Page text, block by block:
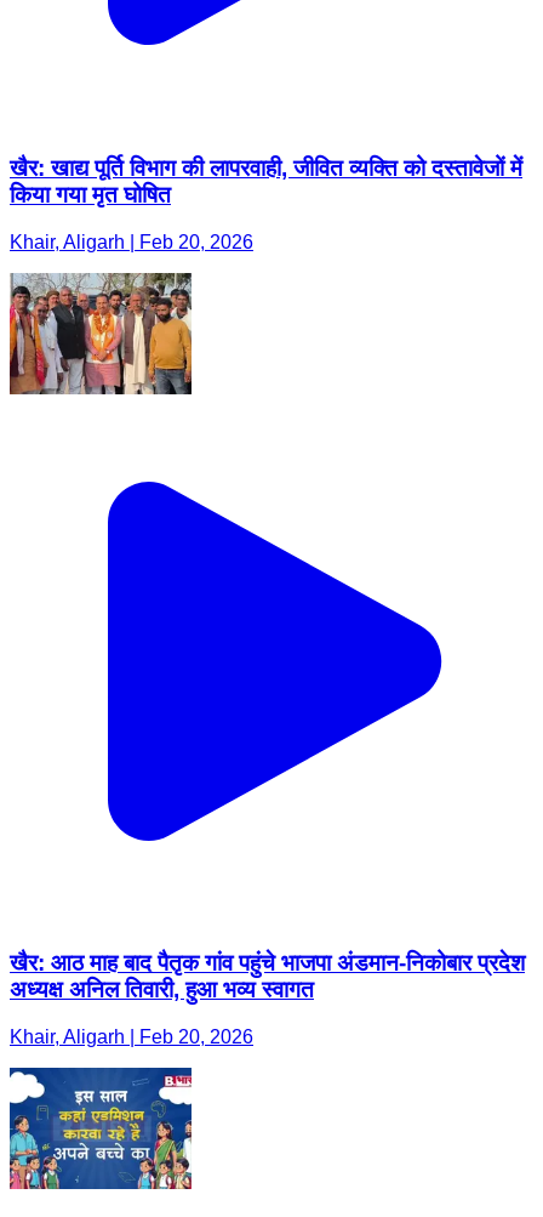
खैर: खाद्य पूर्ति विभाग की लापरवाही, जीवित व्यक्ति को दस्तावेजों में
किया गया मृत घोषित
Khair, Aligarh | Feb 20, 2026
खैर: आठ माह बाद पैतृक गांव पहुंचे भाजपा अंडमान-निकोबार प्रदेश
अध्यक्ष अनिल तिवारी, हुआ भव्य स्वागत
Khair, Aligarh | Feb 20, 2026